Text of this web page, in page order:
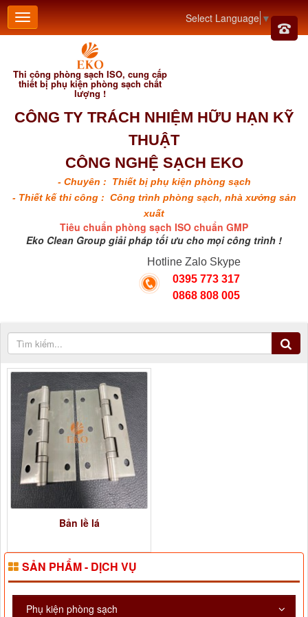
Thi công phòng sạch ISO, cung cấp
thiết bị phụ kiện phòng sạch chất
lượng !
CÔNG TY TRÁCH NHIỆM HỮU HẠN KỸ
THUẬT
CÔNG NGHỆ SẠCH EKO
- Chuyên : Thiết bị phụ kiện phòng sạch
- Thiết kế thi công : Công trình phòng sạch, nhà xưởng sản
xuất
Tiêu chuẩn phòng sạch ISO chuẩn GMP
Eko Clean Group giải pháp tối ưu cho mọi công trình !
Hotline Zalo Skype
0395 773 317
0868 808 005
Select Language▼
Bản lề lá
SẢN PHẨM - DỊCH VỤ
Phụ kiện phòng sạch